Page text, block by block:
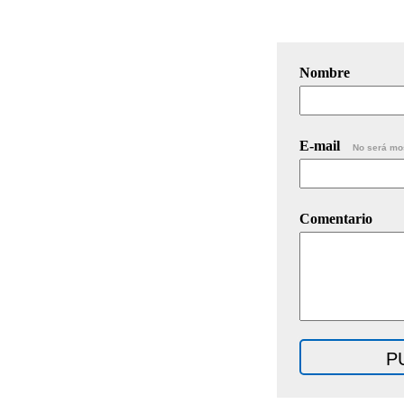
Nombre
E-mail No será
Comentario